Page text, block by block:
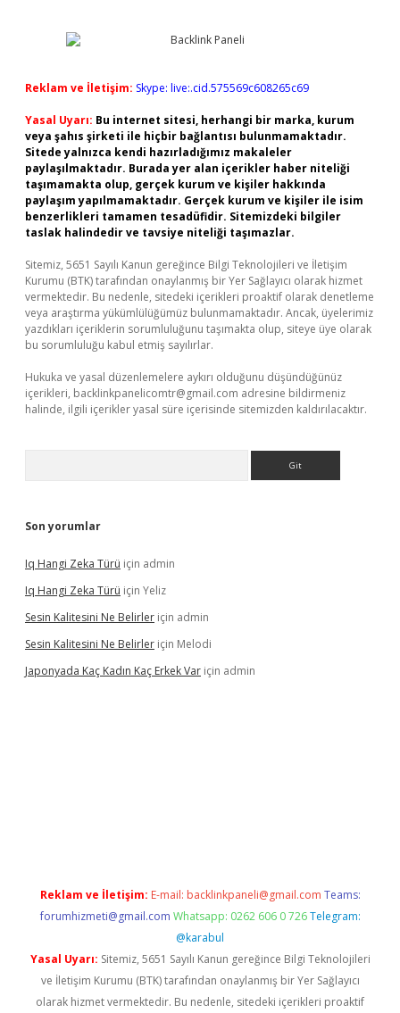
Reklam ve İletişim: Skype: live:.cid.575569c608265c69
Yasal Uyarı: Bu internet sitesi, herhangi bir marka, kurum
veya şahıs şirketi ile hiçbir bağlantısı bulunmamaktadır.
Sitede yalnızca kendi hazırladığımız makaleler
paylaşılmaktadır. Burada yer alan içerikler haber niteliği
taşımamakta olup, gerçek kurum ve kişiler hakkında
paylaşım yapılmamaktadır. Gerçek kurum ve kişiler ile isim
benzerlikleri tamamen tesadüfidir. Sitemizdeki bilgiler
taslak halindedir ve tavsiye niteliği taşımazlar.
Sitemiz, 5651 Sayılı Kanun gereğince Bilgi Teknolojileri ve İletişim
Kurumu (BTK) tarafından onaylanmış bir Yer Sağlayıcı olarak hizmet
vermektedir. Bu nedenle, sitedeki içerikleri proaktif olarak denetleme
veya araştırma yükümlülüğümüz bulunmamaktadır. Ancak, üyelerimiz
yazdıkları içeriklerin sorumluluğunu taşımakta olup, siteye üye olarak
bu sorumluluğu kabul etmiş sayılırlar.
Hukuka ve yasal düzenlemelere aykırı olduğunu düşündüğünüz
içerikleri, backlinkpanelicomtr@gmail.com adresine bildirmeniz
halinde, ilgili içerikler yasal süre içerisinde sitemizden kaldırılacaktır.
Son yorumlar
Iq Hangi Zeka Türü için admin
Iq Hangi Zeka Türü için Yeliz
Sesin Kalitesini Ne Belirler için admin
Sesin Kalitesini Ne Belirler için Melodi
Japonyada Kaç Kadın Kaç Erkek Var için admin
Reklam ve İletişim: E-mail: backlinkpaneli@gmail.com Teams:
forumhizmeti@gmail.com Whatsapp: 0262 606 0 726 Telegram:
@karabul
Yasal Uyarı: Sitemiz, 5651 Sayılı Kanun gereğince Bilgi Teknolojileri
ve İletişim Kurumu (BTK) tarafından onaylanmış bir Yer Sağlayıcı
olarak hizmet vermektedir. Bu nedenle, sitedeki içerikleri proaktif